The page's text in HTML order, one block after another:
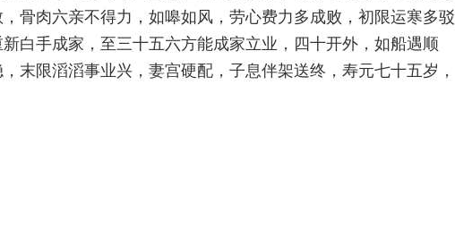
骨肉六亲不得力，如嗥如风，劳心费力多成败，初限运寒多驳
白手成家，至三十五六方能成家立业，四十开外，如船遇顺
末限滔滔事业兴，妻宫硬配，子息伴架送终，寿元七十五岁，